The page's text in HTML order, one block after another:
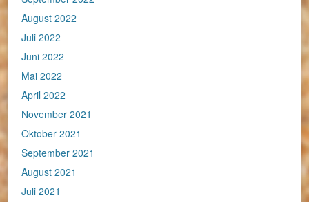
August 2022
Juli 2022
Juni 2022
Mai 2022
April 2022
November 2021
Oktober 2021
September 2021
August 2021
Juli 2021